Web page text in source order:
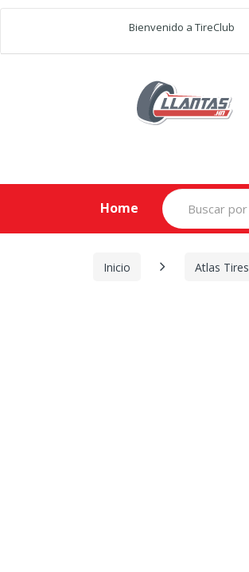
Bienvenido a TireClub
Home
Search
for:
Inicio Atlas Tires